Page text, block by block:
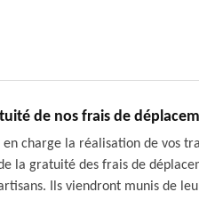
de nos frais de
charge la réalisation de vos
la gratuité des frais de
Ils viendront munis de